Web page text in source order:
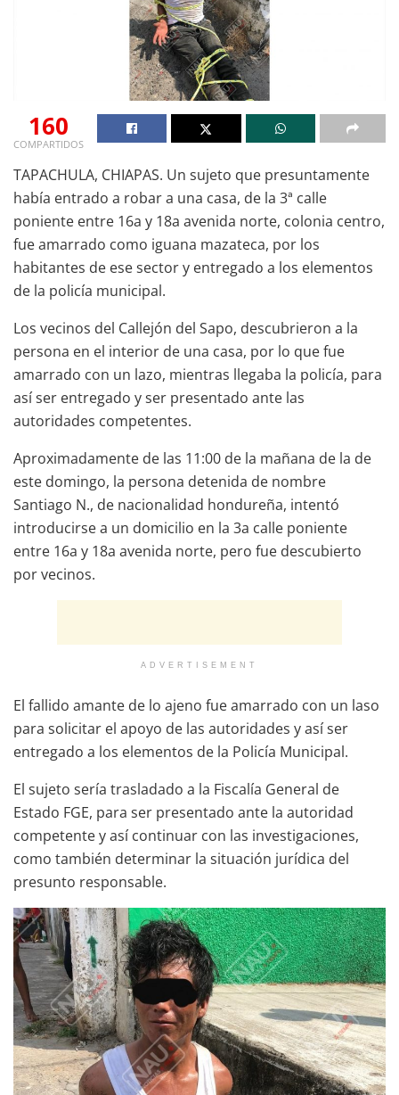
160
COMPARTIDOS
TAPACHULA, CHIAPAS. Un sujeto que presuntamente
había entrado a robar a una casa, de la 3ª calle
poniente entre 16a y 18a avenida norte, colonia centro,
fue amarrado como iguana mazateca, por los
habitantes de ese sector y entregado a los elementos
de la policía municipal.
Los vecinos del Callejón del Sapo, descubrieron a la
persona en el interior de una casa, por lo que fue
amarrado con un lazo, mientras llegaba la policía, para
así ser entregado y ser presentado ante las
autoridades competentes.
Aproximadamente de las 11:00 de la mañana de la de
este domingo, la persona detenida de nombre
Santiago N., de nacionalidad hondureña, intentó
introducirse a un domicilio en la 3a calle poniente
entre 16a y 18a avenida norte, pero fue descubierto
por vecinos.
ADVERTISEMENT
El fallido amante de lo ajeno fue amarrado con un laso
para solicitar el apoyo de las autoridades y así ser
entregado a los elementos de la Policía Municipal.
El sujeto sería trasladado a la Fiscalía General de
Estado FGE, para ser presentado ante la autoridad
competente y así continuar con las investigaciones,
como también determinar la situación jurídica del
presunto responsable.